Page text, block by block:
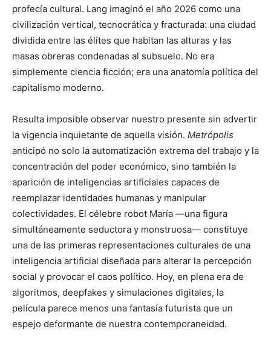
profecía cultural. Lang imaginó el año 2026 como una
civilización vertical, tecnocrática y fracturada: una ciudad
dividida entre las élites que habitan las alturas y las
masas obreras condenadas al subsuelo. No era
simplemente ciencia ficción; era una anatomía política del
capitalismo moderno.
Resulta imposible observar nuestro presente sin advertir
la vigencia inquietante de aquella visión. Metrópolis
anticipó no solo la automatización extrema del trabajo y la
concentración del poder económico, sino también la
aparición de inteligencias artificiales capaces de
reemplazar identidades humanas y manipular
colectividades. El célebre robot María —una figura
simultáneamente seductora y monstruosa— constituye
una de las primeras representaciones culturales de una
inteligencia artificial diseñada para alterar la percepción
social y provocar el caos político. Hoy, en plena era de
algoritmos, deepfakes y simulaciones digitales, la
película parece menos una fantasía futurista que un
espejo deformante de nuestra contemporaneidad.